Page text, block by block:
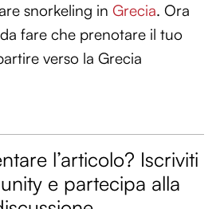
snorkeling in Grecia. Ora
fare che prenotare il tuo
verso la Grecia
l’articolo? Iscriviti
e partecipa alla